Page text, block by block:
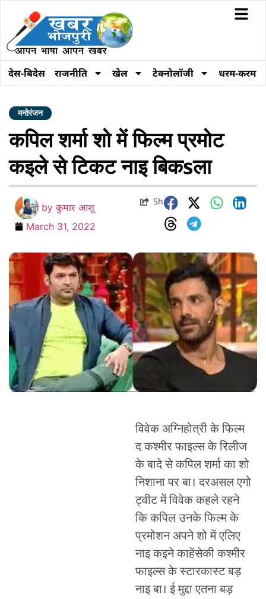
देस-बिदेस राजनीति खेल टेक्नोलॉजी धरम-करम
मनोरंजन
कपिल शर्मा शो में फिल्म प्रमोट
कइले से टिकट नाइ बिकsला
by कुमार आशू
March 31, 2022
Share
विवेक अग्निहोत्री के फिल्म
द कश्मीर फाइल्स के रिलीज
के बादे से कपिल शर्मा का शो
निशाना पर बा। दरअसल एगो
ट्वीट में विवेक कहले रहने
कि कपिल उनके फिल्म के
प्रमोशन अपने शो में एलिए
नाइ कइने काहेंसेकी कश्मीर
फाइल्स के स्टारकास्ट बड़
नाइ बा। ई मुद्दा एतना बड़